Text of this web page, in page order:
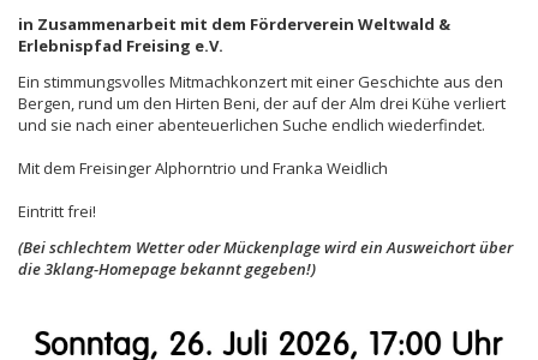
in Zusammenarbeit mit dem Förderverein Weltwald &
Erlebnispfad Freising e.V.
Ein stimmungsvolles Mitmachkonzert mit einer Geschichte aus den
Bergen, rund um den Hirten Beni, der auf der Alm drei Kühe verliert
und sie nach einer abenteuerlichen Suche endlich wiederfindet.
Mit dem Freisinger Alphorntrio und Franka Weidlich
Eintritt frei!
(Bei schlechtem Wetter oder Mückenplage wird ein Ausweichort über
die 3klang-Homepage bekannt gegeben!)